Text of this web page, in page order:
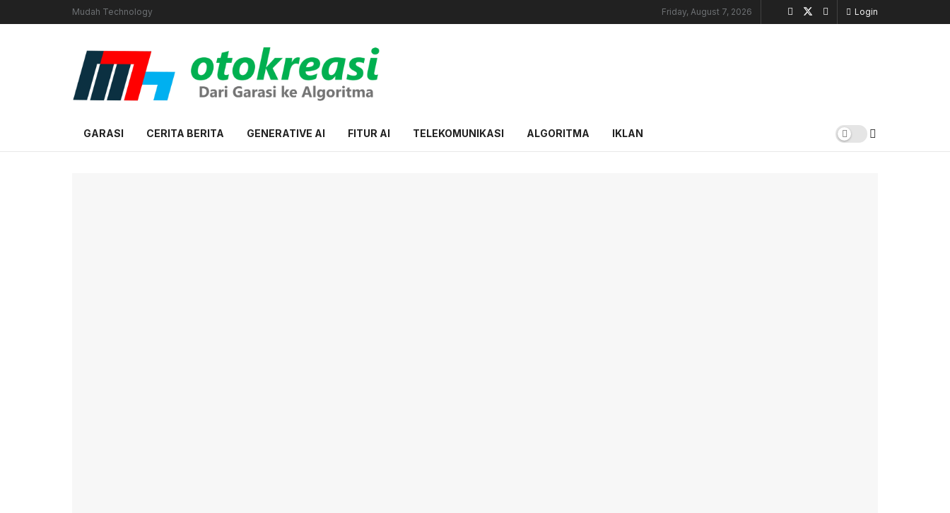
Mudah Technology Friday, August 7, 2026 Login
GARASI CERITA BERITA GENERATIVE AI FITUR AI TELEKOMUNIKASI ALGORITMA IKLAN